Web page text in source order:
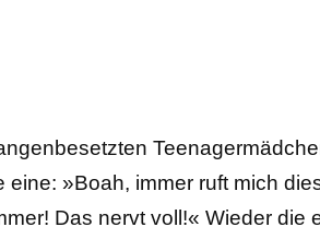
»Boah, immer ruft mich
Das nervt voll!« Wieder die